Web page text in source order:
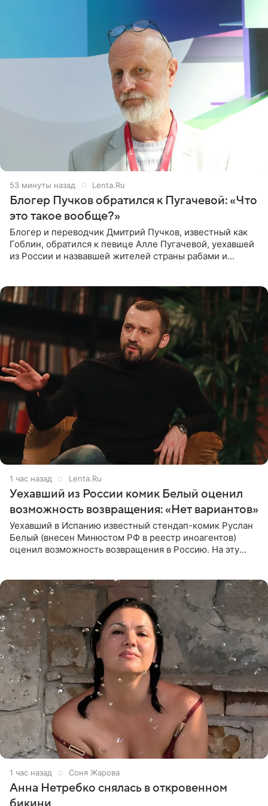
53 минуты назад Lenta.Ru
Блогер Пучков обратился к Пугачевой: «Что
это такое вообще?»
Блогер и переводчик Дмитрий Пучков, известный как
Гоблин, обратился к певице Алле Пугачевой, уехавшей
из России и назвавшей жителей страны рабами и
1 час назад Lenta.Ru
Уехавший из России комик Белый оценил
возможность возвращения: «Нет вариантов»
Уехавший в Испанию известный стендап-комик Руслан
Белый (внесен Минюстом РФ в реестр иноагентов)
оценил возможность возвращения в Россию. На эту
1 час назад Соня Жарова
Анна Нетребко снялась в откровенном